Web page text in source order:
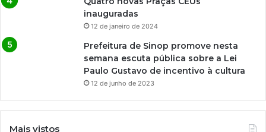
inauguradas
12 de janeiro de 2024
Prefeitura de Sinop promove nesta
semana escuta pública sobre a Lei
Paulo Gustavo de incentivo à cultura
12 de junho de 2023
Mais vistos